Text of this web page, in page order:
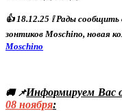
👍18.12.25 ❕ Рады сообщить
зонтиков Moschino, новая
Moschino
🚚 📌Информируем Вас
08 ноября: